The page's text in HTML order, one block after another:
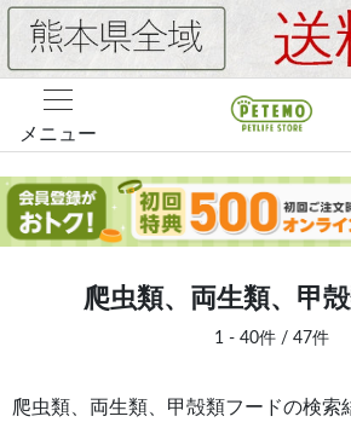
メニュー
爬虫類、両生類、甲
1 - 40件 / 47件
爬虫類、両生類、甲殻類フードの検索